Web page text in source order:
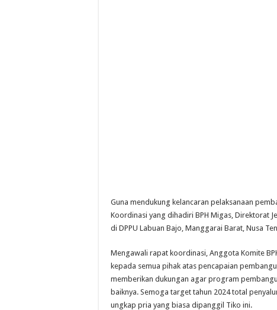
Guna mendukung kelancaran pelaksanaan
Koordinasi yang dihadiri BPH Migas, Direktorat
di DPPU Labuan Bajo, Manggarai Barat, Nusa
Mengawali rapat koordinasi, Anggota Komite
kepada semua pihak atas pencapaian
memberikan dukungan agar program
baiknya. Semoga target tahun 2024 total
ungkap pria yang biasa dipanggil Tiko ini.